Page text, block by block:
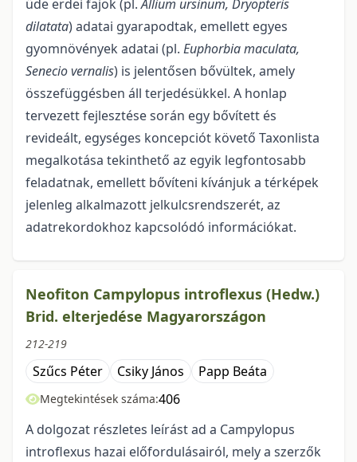
üde erdei fajok (pl.Allium ursinum, Dryopteris
dilatata) adatai gyarapodtak, emellett egyes
gyomnövények adatai (pl. Euphorbia maculata,
Senecio vernalis) is jelentősen bővültek, amely
összefüggésben áll terjedésükkel. A honlap
tervezett fejlesztése során egy bővített és
revideált, egy­sé­ges koncepciót követő Taxonlista
megalkotása tekinthető az egyik legfontosabb
feladatnak, emellett bő­ví­teni kívánjuk a térképek
jelenleg alkalmazott jelkulcsrendszerét, az
adatrekordokhoz kapcsolódó in­for­má­ciókat.
Neofiton Campylopus introflexus (Hedw.)
Brid. elterjedése Magyarországon
212-219
Szűcs Péter Csiky János Papp Beáta
Megtekintések száma:406
A dolgozat részletes leírást ad a Campylopus
introflexus hazai előfordulásairól, mely a szerzők